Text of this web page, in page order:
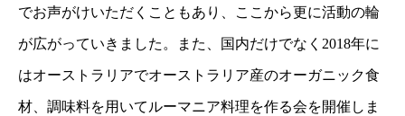
でお声がけいただくこともあり、ここから更に活動の輪
が広がっていきました。また、国内だけでなく2018年に
はオーストラリアでオーストラリア産のオーガニック食
材、調味料を用いてルーマニア料理を作る会を開催しま